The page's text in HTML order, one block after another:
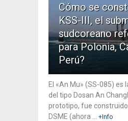
Cómo se
KSS-III, el
sudcoreano
para Polonia,
Perú?
El «An Mu» (SS-085) es
del tipo Dosan An
prototipo, fue
DSME (ahora ...
+Info